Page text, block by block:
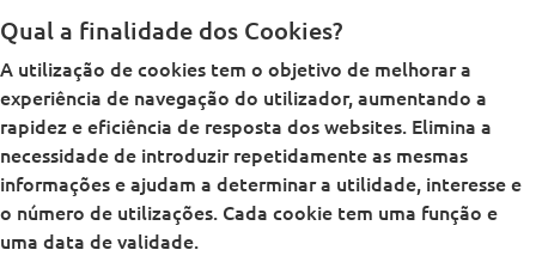
Qual a finalidade dos Cookies?
A utilização de cookies tem o objetivo de melhorar a
experiência de navegação do utilizador, aumentando a
rapidez e eficiência de resposta dos websites. Elimina a
necessidade de introduzir repetidamente as mesmas
informações e ajudam a determinar a utilidade, interesse e
o número de utilizações. Cada cookie tem uma função e
uma data de validade.